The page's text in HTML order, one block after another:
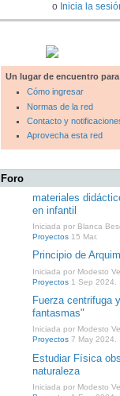
o Inicia la
Un lugar de encuentro
Cómo ingresar
Normas de la red
Contacto y
Aprovecha esta red
Foro
materiales
en infantil
Iniciada por Blanca
Proyectos 15 Mar.
Principio de
Iniciada por Modesto
Proyectos 1 Sep 2024.
Fuerza centrifuga
fantasmas"
Iniciada por Modesto
Proyectos 7 May 2024.
Estudiar Física
naturaleza
Iniciada por Modesto